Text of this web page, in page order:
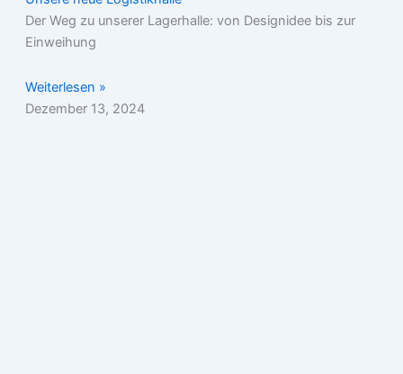
Der Weg zu unserer Lagerhalle: von Designidee bis zur
Einweihung
Weiterlesen »
Dezember 13, 2024